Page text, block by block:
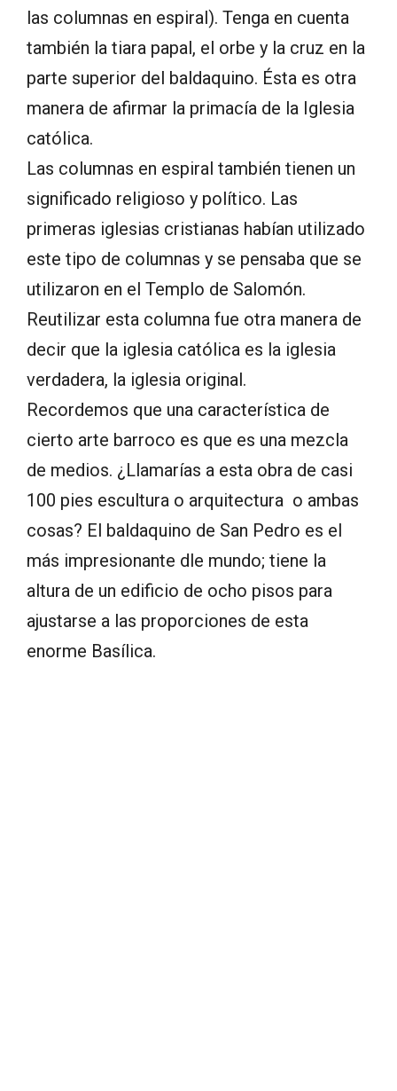
las columnas en espiral). Tenga en cuenta
también la tiara papal, el orbe y la cruz en la
parte superior del baldaquino. Ésta es otra
manera de afirmar la primacía de la Iglesia
católica.
Las columnas en espiral también tienen un
significado religioso y político. Las
primeras iglesias cristianas habían utilizado
este tipo de columnas y se pensaba que se
utilizaron en el Templo de Salomón.
Reutilizar esta columna fue otra manera de
decir que la iglesia católica es la iglesia
verdadera, la iglesia original.
Recordemos que una característica de
cierto arte barroco es que es una mezcla
de medios. ¿Llamarías a esta obra de casi
100 pies escultura o arquitectura o ambas
cosas? El baldaquino de San Pedro es el
más impresionante dle mundo; tiene la
altura de un edificio de ocho pisos para
ajustarse a las proporciones de esta
enorme Basílica.